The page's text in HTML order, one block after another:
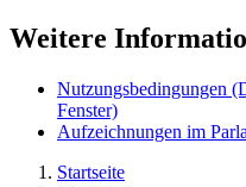
Weitere
Nutzungsbedingungen
Fenster)
Aufzeichnungen im
Startseite